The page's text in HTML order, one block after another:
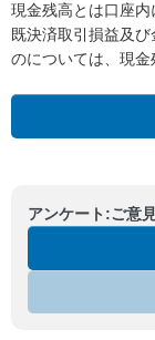
現金残高とは口座内
既決済取引損益及
のについては、現金
アンケート:ご意